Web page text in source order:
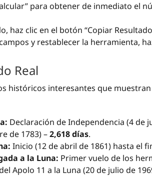
para obtener de inmediato el
haz clic en el botón “Copiar
y restablecer la herramienta,
Real
históricos interesantes que
Declaración de Independencia (4 de
de 1783) –2,618 días.
Inicio (12 de abril de 1861) hasta el
a la Luna: Primer vuelo de los
Apolo 11 a la Luna (20 de julio de